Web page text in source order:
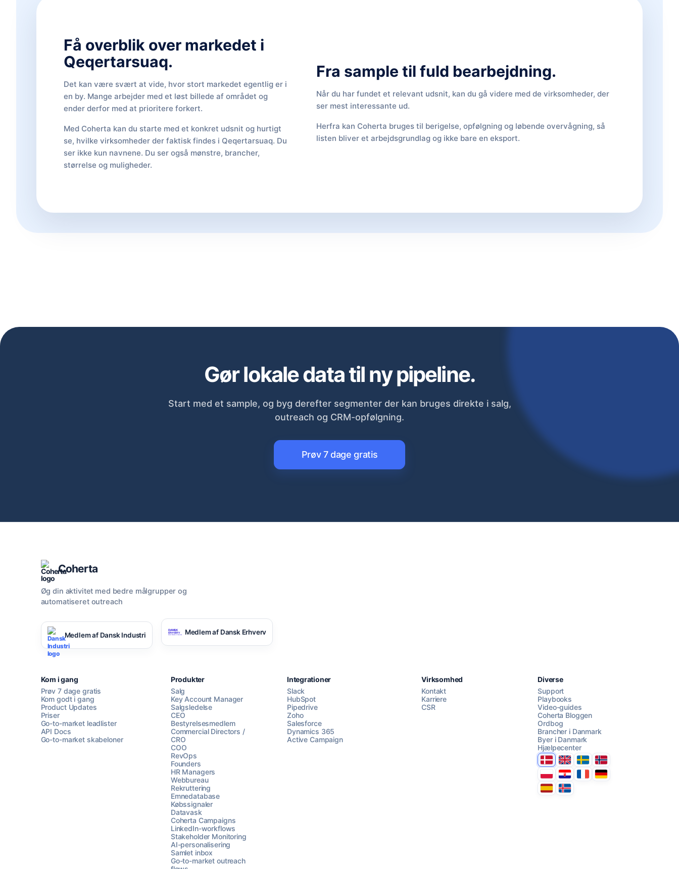
Få overblik over markedet i
Qeqertarsuaq.
Det kan være svært at vide, hvor stort markedet egentlig er i
en by. Mange arbejder med et løst billede af området og
ender derfor med at prioritere forkert.
Med Coherta kan du starte med et konkret udsnit og hurtigt
se, hvilke virksomheder der faktisk findes i Qeqertarsuaq. Du
ser ikke kun navnene. Du ser også mønstre, brancher,
størrelse og muligheder.
Fra sample til fuld bearbejdning.
Når du har fundet et relevant udsnit, kan du gå videre med de virksomheder, der
ser mest interessante ud.
Herfra kan Coherta bruges til berigelse, opfølgning og løbende overvågning, så
listen bliver et arbejdsgrundlag og ikke bare en eksport.
Gør lokale data til ny pipeline.
Start med et sample, og byg derefter segmenter der kan bruges direkte i salg,
outreach og CRM-opfølgning.
Prøv 7 dage gratis
AI Campaign Assist Chat with us
Coherta
Øg din aktivitet med bedre målgrupper og
automatiseret outreach
Medlem af Dansk Industri Medlem af Dansk Erhverv
Kom i gang
Prøv 7 dage gratis
Kom godt i gang
Product Updates
Priser
Go-to-market leadlister
API Docs
Go-to-market skabeloner
Produkter
Salg
Key Account Manager
Salgsledelse
CEO
Bestyrelsesmedlem
Commercial Directors /
CRO
COO
RevOps
Founders
HR Managers
Webbureau
Rekruttering
Emnedatabase
Købssignaler
Datavask
Coherta Campaigns
LinkedIn-workflows
Stakeholder Monitoring
AI-personalisering
Samlet inbox
Go-to-market outreach
Integrationer
Slack
HubSpot
Pipedrive
Zoho
Salesforce
Dynamics 365
Active Campaign
Virksomhed
Kontakt
Karriere
CSR
Diverse
Support
Playbooks
Video-guides
Coherta Bloggen
Ordbog
Brancher i Danmark
Byer i Danmark
Hjælpecenter
DanmarkUnited Kingdom
SverigeNorge
PolskaHrvatskaFranceDeutschland
EspanaÍsland